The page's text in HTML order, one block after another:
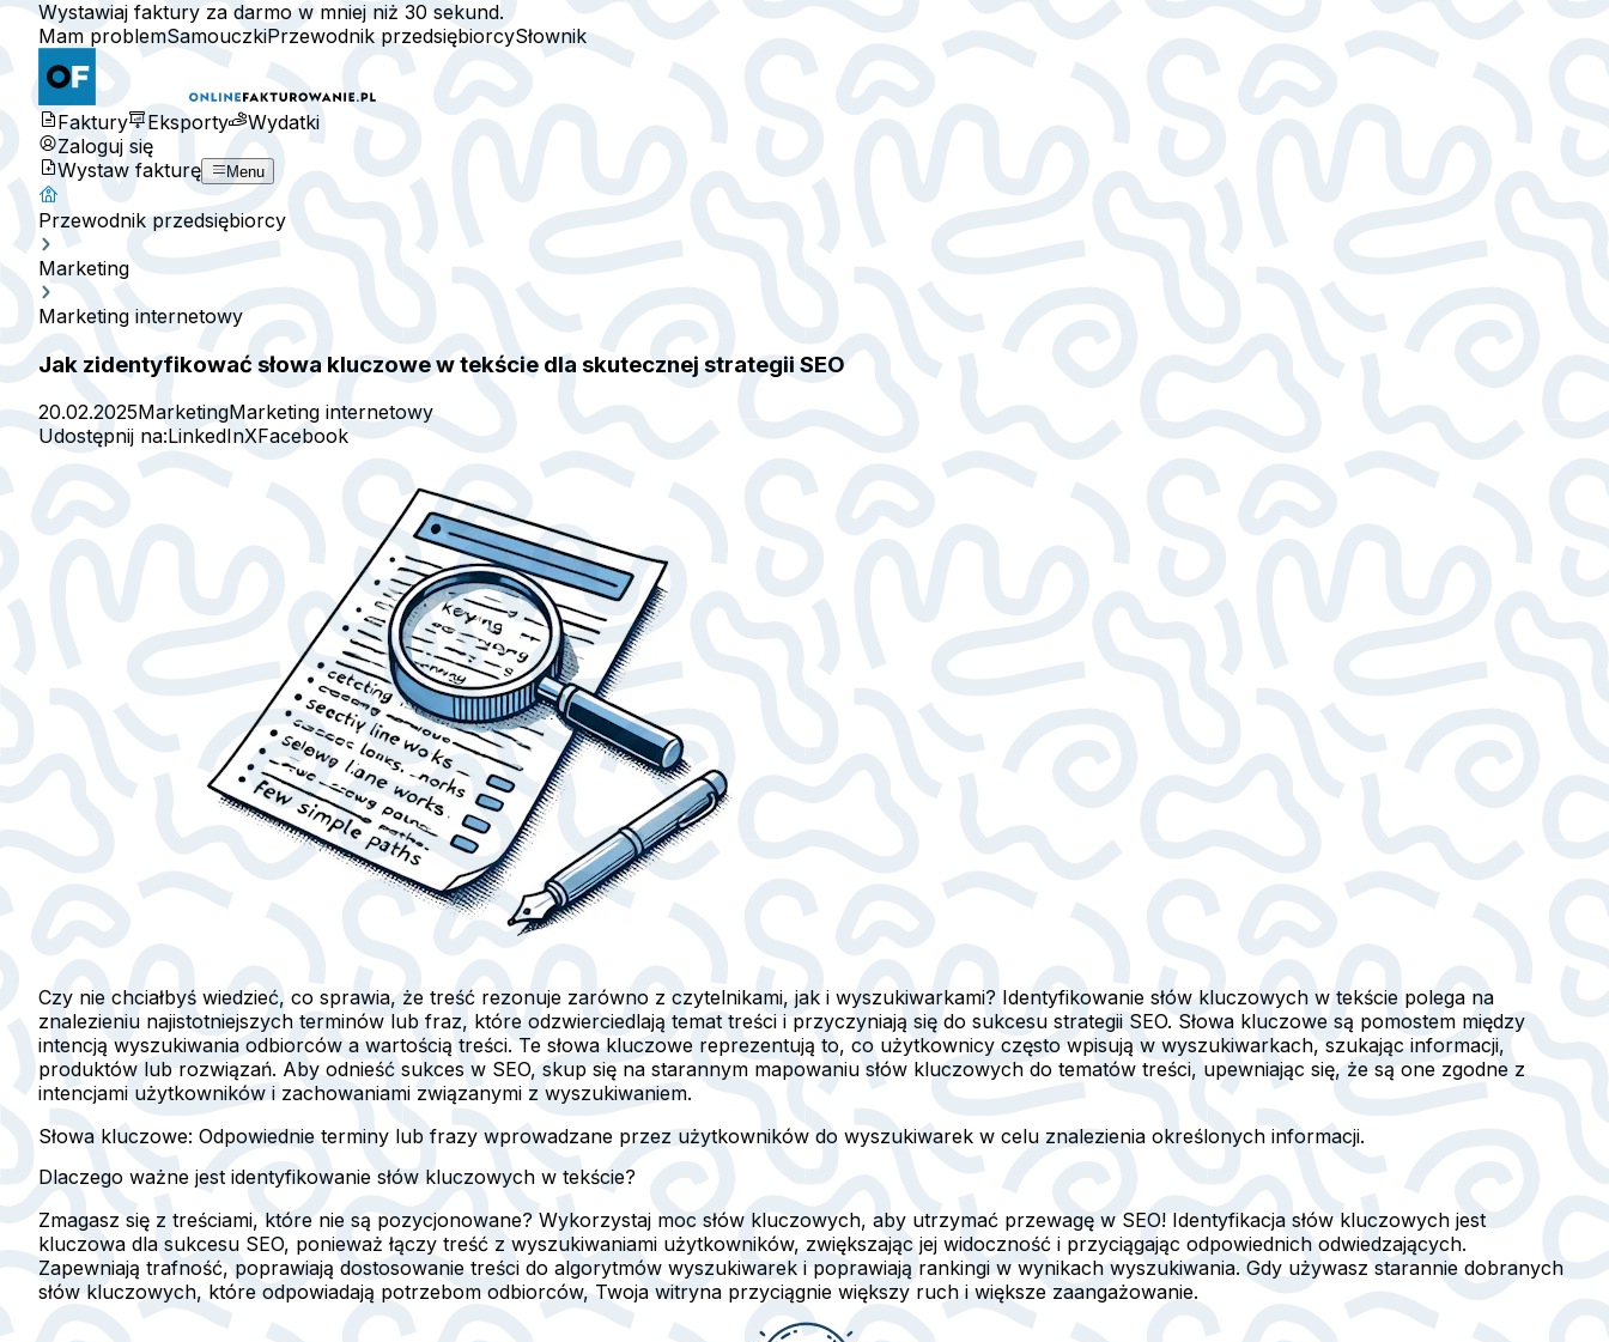
Wystawiaj faktury za darmo w mniej niż 30 sekund.
Mam problemSamouczkiPrzewodnik przedsiębiorcySłownik
Faktury Eksporty
Wydatki
Zaloguj się
Wystaw fakturę
Menu
Przewodnik przedsiębiorcy
Marketing
Marketing internetowy
Jak zidentyfikować słowa kluczowe w tekście dla skutecznej strategii SEO
20.02.2025MarketingMarketing internetowy
Udostępnij na:LinkedInXFacebook
Czy nie chciałbyś wiedzieć, co sprawia, że treść rezonuje zarówno z czytelnikami, jak i wyszukiwarkami? Identyfikowanie słów kluczowych w tekście polega na
znalezieniu najistotniejszych terminów lub fraz, które odzwierciedlają temat treści i przyczyniają się do sukcesu strategii SEO. Słowa kluczowe są pomostem między
intencją wyszukiwania odbiorców a wartością treści. Te słowa kluczowe reprezentują to, co użytkownicy często wpisują w wyszukiwarkach, szukając informacji,
produktów lub rozwiązań. Aby odnieść sukces w SEO, skup się na starannym mapowaniu słów kluczowych do tematów treści, upewniając się, że są one zgodne z
intencjami użytkowników i zachowaniami związanymi z wyszukiwaniem.
Słowa kluczowe: Odpowiednie terminy lub frazy wprowadzane przez użytkowników do wyszukiwarek w celu znalezienia określonych informacji.
Dlaczego ważne jest identyfikowanie słów kluczowych w tekście?
Zmagasz się z treściami, które nie są pozycjonowane? Wykorzystaj moc słów kluczowych, aby utrzymać przewagę w SEO! Identyfikacja słów kluczowych jest
kluczowa dla sukcesu SEO, ponieważ łączy treść z wyszukiwaniami użytkowników, zwiększając jej widoczność i przyciągając odpowiednich odwiedzających.
Zapewniają trafność, poprawiają dostosowanie treści do algorytmów wyszukiwarek i poprawiają rankingi w wynikach wyszukiwania. Gdy używasz starannie dobranych
słów kluczowych, które odpowiadają potrzebom odbiorców, Twoja witryna przyciągnie większy ruch i większe zaangażowanie.